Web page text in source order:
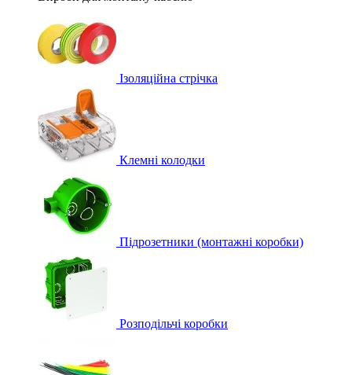
Ізоляційна стрічка
Клемні колодки
Підрозетники (монтажні коробки)
Розподільчі коробки